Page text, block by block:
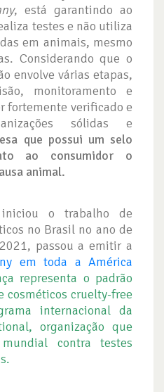
, está garantindo ao
testes e não utiliza
em animais, mesmo
Considerando que o
envolve várias etapas,
monitoramento e
fortemente verificado e
sólidas e
que possui um selo
ao consumidor o
animal.
o trabalho de
no Brasil no ano de
passou a emitir a
em toda a América
representa o padrão
cosméticos cruelty-free
internacional da
organização que
contra testes